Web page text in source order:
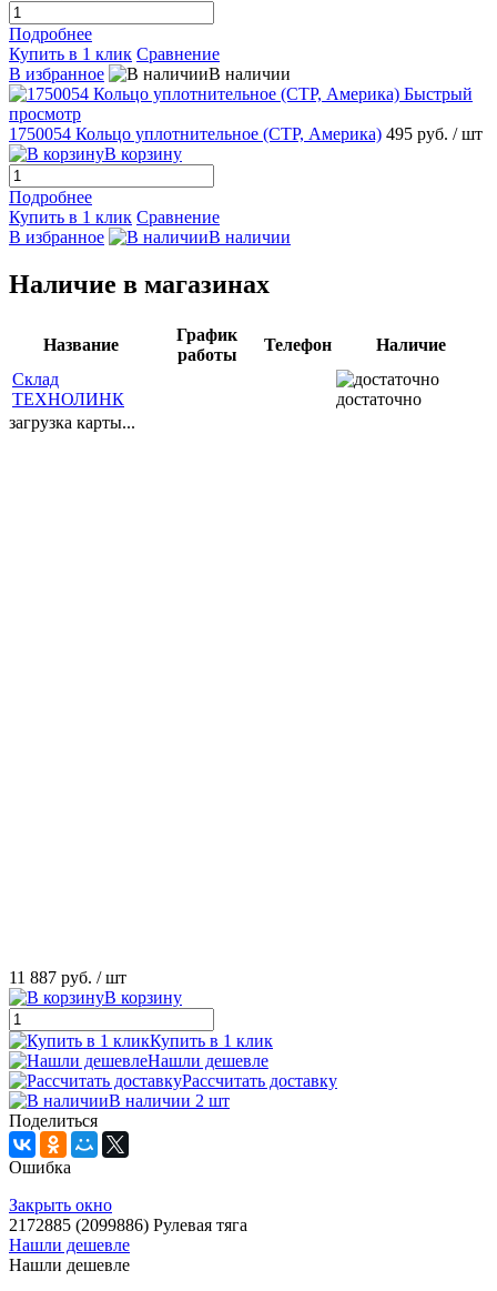
Подробнее
Купить в 1 клик Сравнение
В избранное
В наличии
Быстрый
просмотр
1750054 Кольцо уплотнительное (CTP, Америка) 495 руб. / шт
В корзину
Подробнее
Купить в 1 клик Сравнение
В избранное
В наличии
Наличие в магазинах
Название
График
работы
Телефон
Наличие
Склад
ТЕХНОЛИНК
достаточно
загрузка карты...
11 887 руб. / шт
В корзину
Купить в 1 клик
Нашли дешевле
Рассчитать доставку
В наличии 2 шт
Поделиться
Ошибка
Закрыть окно
2172885 (2099886) Рулевая тяга
Нашли дешевле
Нашли дешевле